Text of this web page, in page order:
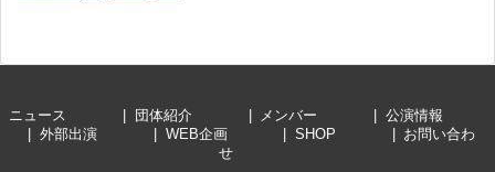
ニュース 団体紹介 メンバー
公演情報
外部出演
WEB企画 SHOP
お問い合わ
せ